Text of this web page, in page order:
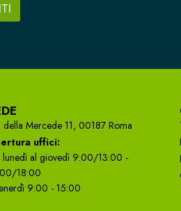
della Mercede 11, 00187 Roma
uffici:
lunedì al giovedì 9:00/13:00 -
18:00
9:00 - 15:00